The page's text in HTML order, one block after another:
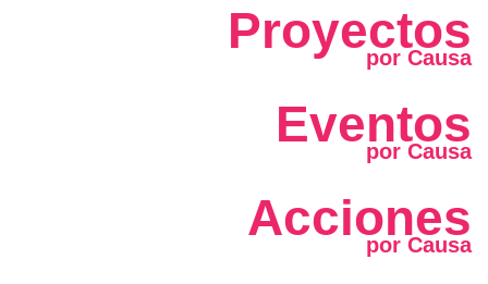
Proyectos
Eventos
Acciones